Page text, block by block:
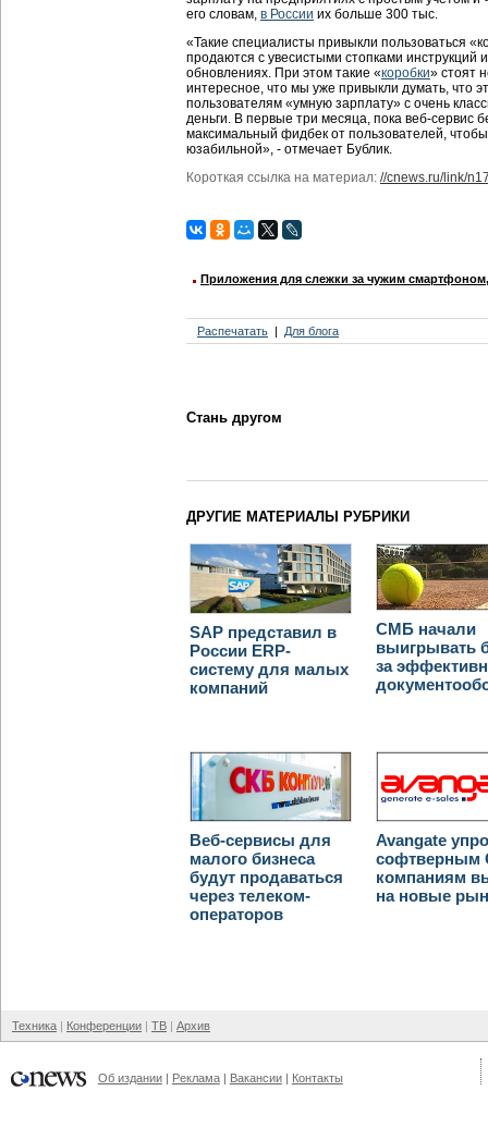
его словам, в России их больше 300 тыс.
«Такие специалисты привыкли пользоваться
продаются с увесистыми стопками инструкций
обновлениях. При этом такие «коробки» стоят
интересное, что мы уже привыкли думать, что
пользователям «умную зарплату» с очень
деньги. В первые три месяца, пока веб-сервис
максимальный фидбек от пользователей,
юзабильной», - отмечает Бублик.
Короткая ссылка на материал: //cnews.ru/link/
Приложения для слежки за чужим
Распечатать Для блога
Стань другом
ДРУГИЕ МАТЕРИАЛЫ РУБРИКИ
SAP представил в
России ERP-
систему для малых
компаний
СМБ начали
выигрывать
за
Веб-сервисы для
малого бизнеса
будут продаваться
через телеком-
операторов
Avangate
софтверным
компаниям
на новые
Техника Конференции ТВ Архив
Об издании Реклама Вакансии Контакты